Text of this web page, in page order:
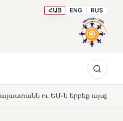
ՀԱՅ ENG RUS
երբեք այսքան մոտ չեն եղել»